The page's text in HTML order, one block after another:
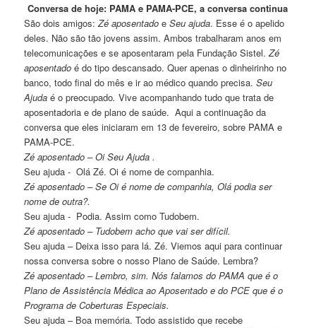
Conversa de hoje: PAMA e PAMA-PCE, a conversa continua
São dois amigos:Zé aposentado eSeu ajuda. Esse é o apelido
deles. Não são tão jovens assim. Ambos trabalharam anos em
telecomunicações e se aposentaram pela Fundação Sistel.Zé
aposentado é do tipo descansado. Quer apenas o dinheirinho no
banco, todo final do mês e ir ao médico quando precisa.Seu
Ajudaé o preocupado.Vive acompanhando tudo que trata de
aposentadoria e de plano de saúde. Aqui a continuação da
conversa que eles iniciaram em 13 de fevereiro, sobre PAMA e
PAMA-PCE.
Zé aposentado – Oi Seu Ajuda .
Seu ajuda - Olá Zé. Oi é nome de companhia.
Zé aposentado – Se Oi é nome de companhia, Olá podia ser
nome de outra?.
Seu ajuda - Podia. Assim como Tudobem.
Zé aposentado – Tudobem acho que vai ser difícil.
Seu ajuda – Deixa isso para lá. Zé. Viemos aqui para continuar
nossa conversa sobre o nosso Plano de Saúde. Lembra?
Zé aposentado – Lembro, sim. Nós falamos do PAMA que é o
Plano de Assistência Médica ao Aposentado e do PCE que é o
Programa de Coberturas Especiais.
Seu ajuda – Boa memória. Todo assistido que recebe